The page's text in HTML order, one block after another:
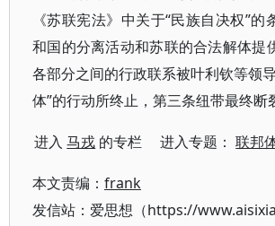
《苏联宪法》中关于“民族自决权”的
和国的分离活动和苏联的合法解体提
各部分之间的行政联系被叶利钦等领
体”的行动所终止，第三条纽带最终断
进入马戎 的专栏 进入专题：联邦
本文责编： frank
发信站：爱思想（https://